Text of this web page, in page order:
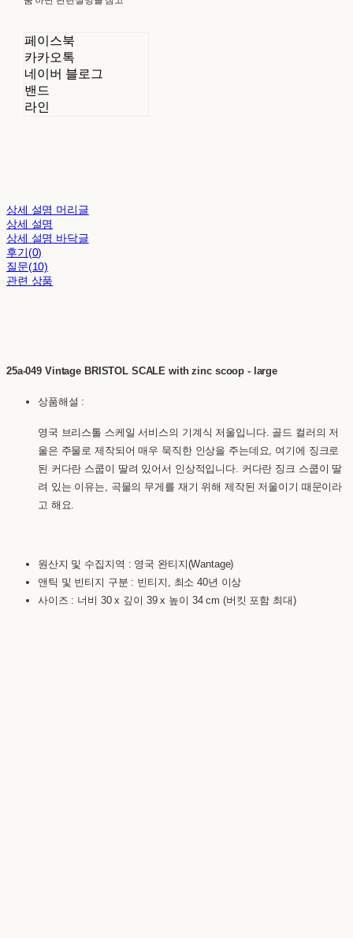
페이스북
카카오톡
네이버 블로그
밴드
라인
상세 설명 머리글
상세 설명
상세 설명 바닥글
후기(0)
질문(10)
관련 상품
25a-049 Vintage BRISTOL SCALE with zinc scoop - large
상품해설 :
영국 브리스톨 스케일 서비스의 기계식 저울입니다. 골드 컬러의 저
울은 주물로 제작되어 매우 묵직한 인상을 주는데요, 여기에 징크로
된 커다란 스쿱이 딸려 있어서 인상적입니다. 커다란 징크 스쿱이 딸
려 있는 이유는, 곡물의 무게를 재기 위해 제작된 저울이기 때문이라
고 해요.
원산지 및 수집지역 : 영국 완티지(Wantage)
앤틱 및 빈티지 구분 : 빈티지, 최소 40년 이상
사이즈 : 너비 30 x 깊이 39 x 높이 34 cm (버킷 포함 최대)